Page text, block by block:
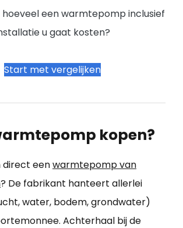
een warmtepomp inclusief
u gaat kosten?
Start met vergelijken
kopen?
direct eenwarmtepomp van
? De fabrikant hanteert allerlei
water, bodem, grondwater)
Achterhaal bij de